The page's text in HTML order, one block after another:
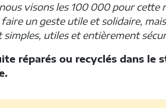
visons les 100 000 pour cette
un geste utile et solidaire,
utiles et entièrement
réparés ou recyclés dans le